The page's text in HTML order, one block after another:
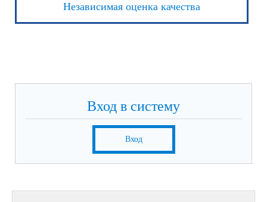
Независимая оценка качества
Вход в систему
Вход